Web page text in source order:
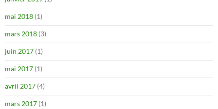
mai 2018 (1)
mars 2018 (3)
juin 2017 (1)
mai 2017 (1)
avril 2017 (4)
mars 2017 (1)